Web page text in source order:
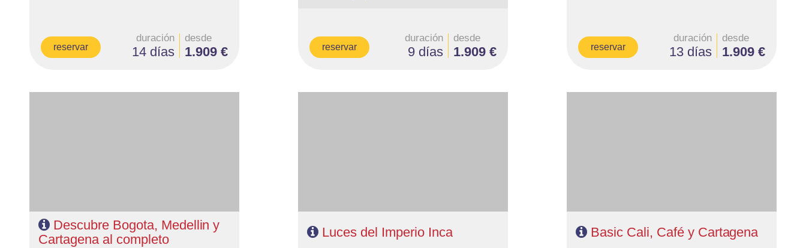
reservar
duración
14 días
desde
1.909 € reservar
duración
9 días
desde
1.909 € reservar
duración
13 días
desde
1.909 €
Descubre Bogota, Medellin y
Cartagena al completo
Luces del Imperio Inca Basic Cali, Café y Cartagena